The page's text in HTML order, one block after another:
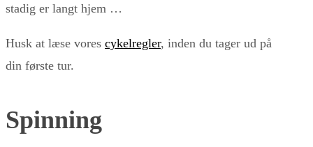
stadig er langt hjem …
Husk at læse vores cykelregler, inden du tager ud på
din første tur.
Spinning